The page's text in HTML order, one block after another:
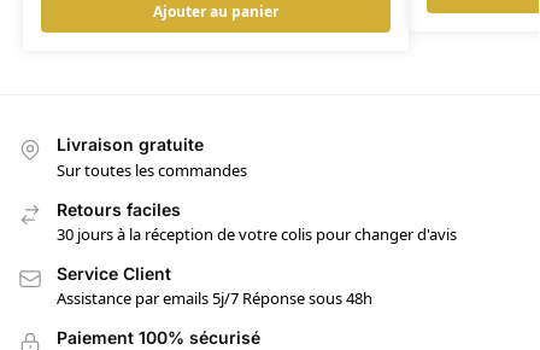
Ajouter au panier
Livraison gratuite
Sur toutes les commandes
Retours faciles
30 jours à la réception de votre colis pour changer d'avis
Service Client
Assistance par emails 5j/7 Réponse sous 48h
Paiement 100% sécurisé